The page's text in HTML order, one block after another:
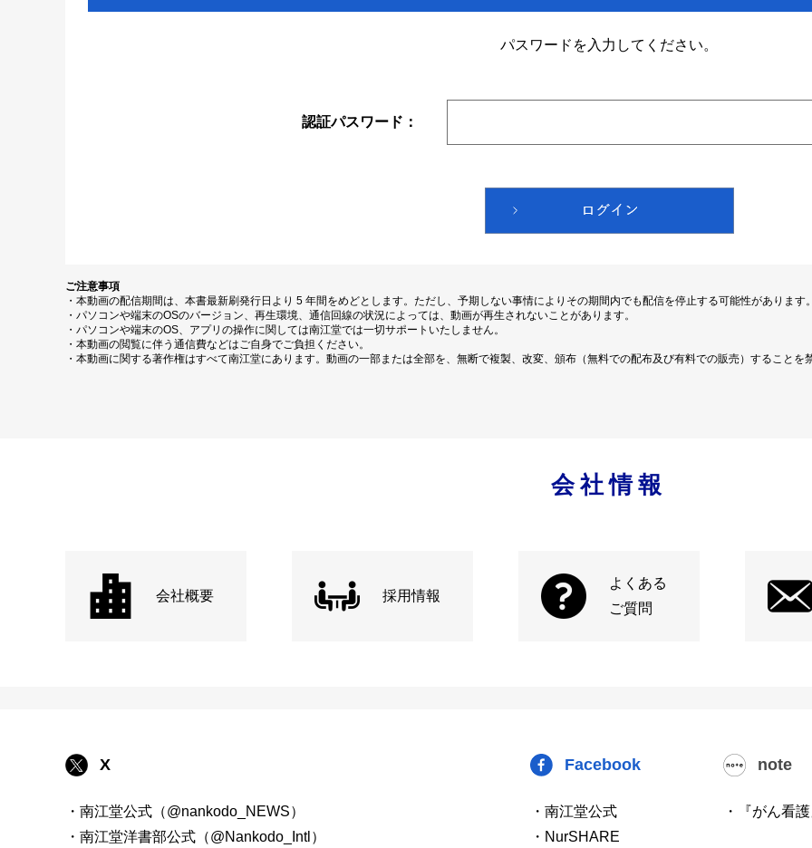
パスワードを入力してください。
認証パスワード：
ご注意事項
・本動画の配信期間は、本書最新刷発行日より 5 年間をめどとします。ただし、予期しない事情によりその期間内でも配信を停止する可能性があります
・パソコンや端末のOSのバージョン、再生環境、通信回線の状況によっては、動画が再生されないことがあります。
・パソコンや端末のOS、アプリの操作に関しては南江堂では一切サポートいたしません。
・本動画の閲覧に伴う通信費などはご自身でご負担ください。
・本動画に関する著作権はすべて南江堂にあります。動画の一部または全部を、無断で複製、改変、頒布（無料での配布及び有料での販売）することを
会社情報
会社概要 採用情報
よくある
ご質問
X
・南江堂公式（@nankodo_NEWS）
・南江堂洋書部公式（@Nankodo_Intl）
Facebook
・南江堂公式
・NurSHARE
note
・『がん看